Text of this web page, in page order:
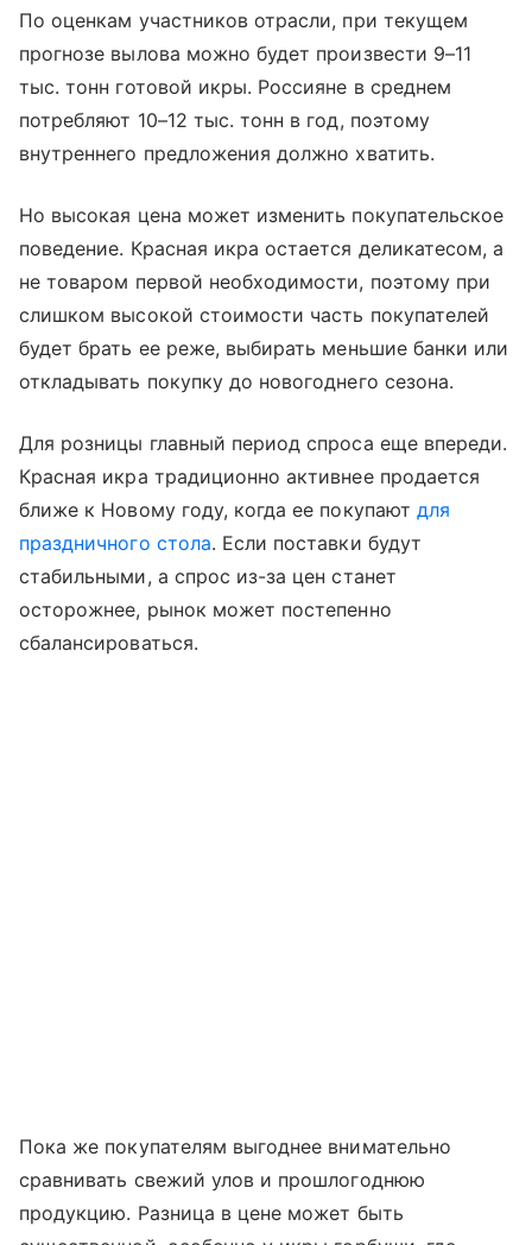
По оценкам участников отрасли, при текущем
прогнозе вылова можно будет произвести 9–11
тыс. тонн готовой икры. Россияне в среднем
потребляют 10–12 тыс. тонн в год, поэтому
внутреннего предложения должно хватить.
Но высокая цена может изменить покупательское
поведение. Красная икра остается деликатесом, а
не товаром первой необходимости, поэтому при
слишком высокой стоимости часть покупателей
будет брать ее реже, выбирать меньшие банки или
откладывать покупку до новогоднего сезона.
Для розницы главный период спроса еще впереди.
Красная икра традиционно активнее продается
ближе к Новому году, когда ее покупают для
праздничного стола. Если поставки будут
стабильными, а спрос из-за цен станет
осторожнее, рынок может постепенно
сбалансироваться.
Пока же покупателям выгоднее внимательно
сравнивать свежий улов и прошлогоднюю
продукцию. Разница в цене может быть